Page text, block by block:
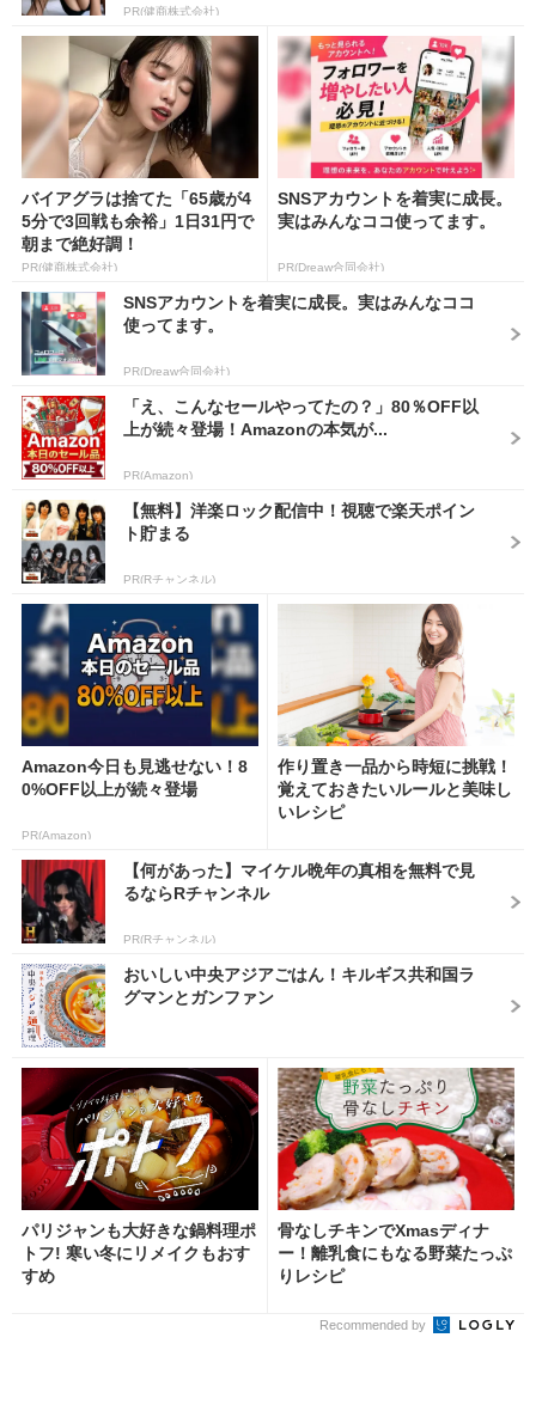
PR(健商株式会社)
バイアグラは捨てた「65歳が4
5分で3回戦も余裕」1日31円で
朝まで絶好調！
PR(健商株式会社)
SNSアカウントを着実に成長。
実はみんなココ使ってます。
PR(Dreaw合同会社)
SNSアカウントを着実に成長。実はみんなココ
使ってます。
PR(Dreaw合同会社)
「え、こんなセールやってたの？」80％OFF以
上が続々登場！Amazonの本気が...
PR(Amazon)
【無料】洋楽ロック配信中！視聴で楽天ポイン
ト貯まる
PR(Rチャンネル)
Amazon今日も見逃せない！8
0%OFF以上が続々登場
PR(Amazon)
作り置き一品から時短に挑戦！
覚えておきたいルールと美味し
いレシピ
【何があった】マイケル晩年の真相を無料で見
るならRチャンネル
PR(Rチャンネル)
おいしい中央アジアごはん！キルギス共和国ラ
グマンとガンファン
パリジャンも大好きな鍋料理ポ
トフ! 寒い冬にリメイクもおす
すめ
骨なしチキンでXmasディナ
ー！離乳食にもなる野菜たっぷ
りレシピ
Recommended by